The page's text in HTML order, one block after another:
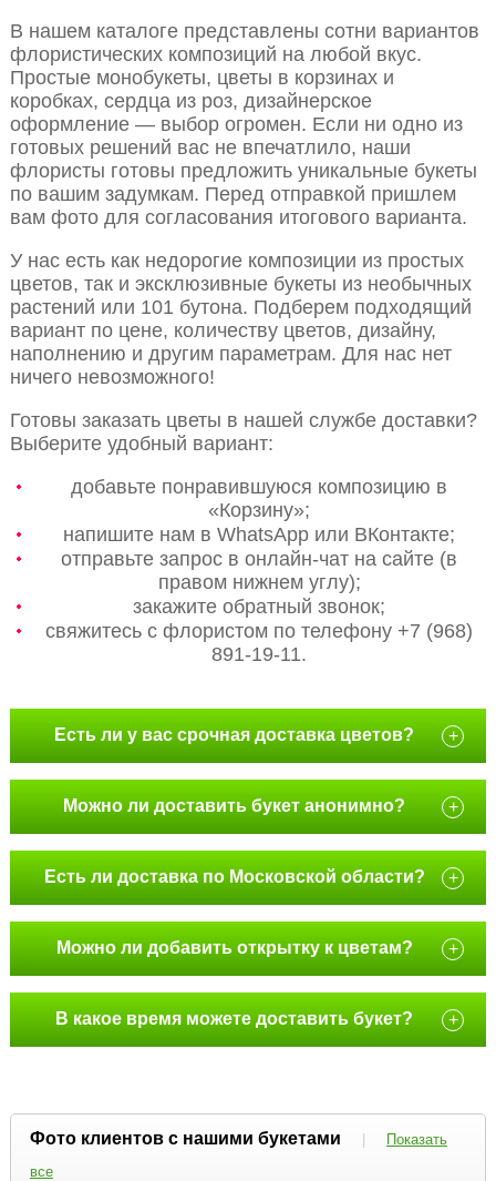
В нашем каталоге представлены сотни вариантов
флористических композиций на любой вкус.
Простые монобукеты, цветы в корзинах и
коробках, сердца из роз, дизайнерское
оформление — выбор огромен. Если ни одно из
готовых решений вас не впечатлило, наши
флористы готовы предложить уникальные букеты
по вашим задумкам. Перед отправкой пришлем
вам фото для согласования итогового варианта.
У нас есть как недорогие композиции из простых
цветов, так и эксклюзивные букеты из необычных
растений или 101 бутона. Подберем подходящий
вариант по цене, количеству цветов, дизайну,
наполнению и другим параметрам. Для нас нет
ничего невозможного!
Готовы заказать цветы в нашей службе доставки?
Выберите удобный вариант:
добавьте понравившуюся композицию в
«Корзину»;
напишите нам в WhatsApp или ВКонтакте;
отправьте запрос в онлайн-чат на сайте (в
правом нижнем углу);
закажите обратный звонок;
свяжитесь с флористом по телефону +7 (968)
891-19-11.
Есть ли у вас срочная доставка цветов? +
Можно ли доставить букет анонимно? +
Есть ли доставка по Московской области? +
Можно ли добавить открытку к цветам? +
В какое время можете доставить букет? +
Фото клиентов с нашими букетами |
Показать
все